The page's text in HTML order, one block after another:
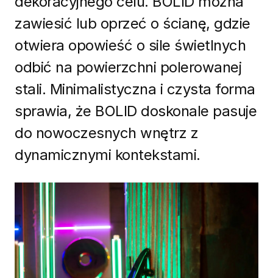
zawiesić lub oprzeć o ścianę, gdzie
otwiera opowieść o sile świetlnych
odbić na powierzchni polerowanej
stali. Minimalistyczna i czysta forma
sprawia, że BOLID ​​doskonale pasuje
do nowoczesnych wnętrz z
dynamicznymi kontekstami.